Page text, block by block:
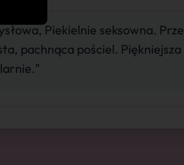
Piekielnie seksowna.
pachnąca pościel.